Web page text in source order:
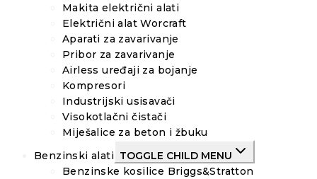
Makita električni alati
Električni alat Worcraft
Aparati za zavarivanje
Pribor za zavarivanje
Airless uređaji za bojanje
Kompresori
Industrijski usisavači
Visokotlačni čistači
Miješalice za beton i žbuku
Benzinski alati TOGGLE CHILD MENU
Benzinske kosilice Briggs&Stratton